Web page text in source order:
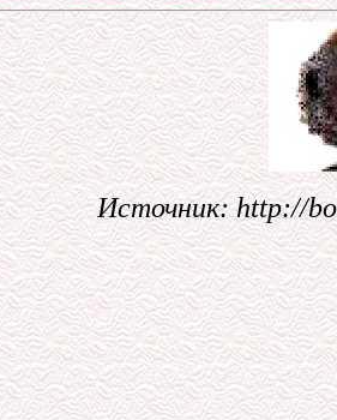
Источник: http://